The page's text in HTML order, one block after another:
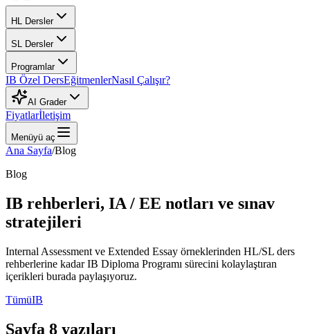
HL Dersler
SL Dersler
Programlar
IB Özel DersEğitmenlerNasıl Çalışır?
AI Grader
Fiyatlarİletişim
Menüyü aç
Ana Sayfa/Blog
Blog
IB rehberleri, IA / EE notları ve sınav
stratejileri
Internal Assessment ve Extended Essay örneklerinden HL/SL ders
rehberlerine kadar IB Diploma Programı sürecini kolaylaştıran
içerikleri burada paylaşıyoruz.
TümüIB
Sayfa 8 yazıları